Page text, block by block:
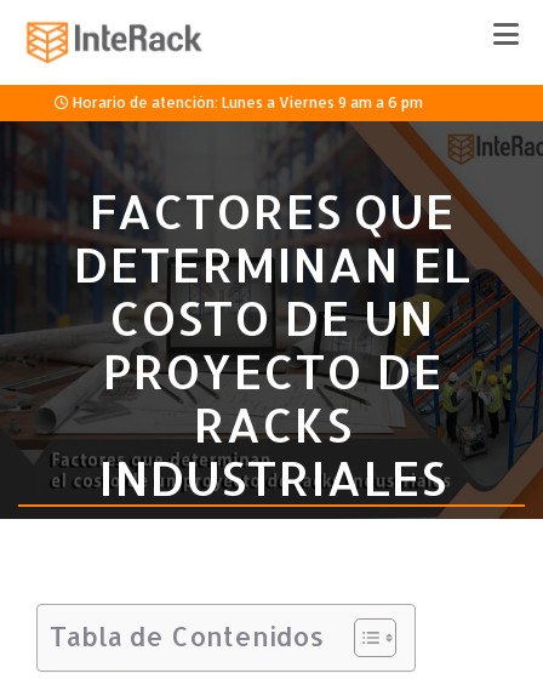
Horario de atención: Lunes a Viernes 9 am a 6 pm
33 3336 8920
Cotizar
FACTORES QUE
DETERMINAN EL
COSTO DE UN
PROYECTO DE
RACKS
INDUSTRIALES
Tabla de Contenidos